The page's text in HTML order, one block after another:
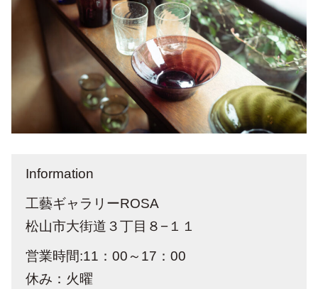
Information
工藝ギャラリーROSA
松山市大街道３丁目８−１１
営業時間:11：00～17：00
休み：火曜